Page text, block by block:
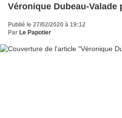
Véronique Dubeau-Valade
Publié le 27/02/2020 à 19:12
Par Le Papotier